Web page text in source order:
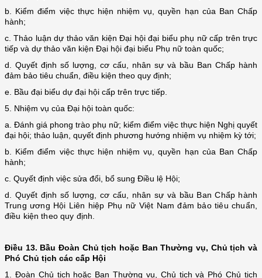
b. Kiểm điểm việc thực hiện nhiệm vụ, quyền hạn của Ban Chấp
hành;
c. Thảo luận dự thảo văn kiện Đại hội đại biểu phụ nữ cấp trên trực
tiếp và dự thảo văn kiện Đại hội đại biểu Phụ nữ toàn quốc;
d. Quyết định số lượng, cơ cấu, nhân sự và bầu Ban Chấp hành
đảm bảo tiêu chuẩn, điều kiện theo quy định;
e. Bầu đại biểu dự đại hội cấp trên trực tiếp.
5. Nhiệm vụ của Đại hội toàn quốc:
a. Đánh giá phong trào phụ nữ; kiểm điểm việc thực hiện Nghị quyết
đại hội; thảo luận, quyết định phương hướng nhiệm vụ nhiệm kỳ tới;
b. Kiểm điểm việc thực hiện nhiệm vụ, quyền hạn của Ban Chấp
hành;
c. Quyết định việc sửa đổi, bổ sung Điều lệ Hội;
d. Quyết định số lượng, cơ cấu, nhân sự và bầu Ban Chấp hành
Trung ương Hội Liên hiệp Phụ nữ Việt Nam đảm bảo tiêu chuẩn,
điều kiện theo quy định.
Điều 13. Bầu Đoàn Chủ tịch hoặc Ban Thường vụ, Chủ tịch và
Phó Chủ tịch các cấp Hội
1. Đoàn Chủ tịch hoặc Ban Thường vụ, Chủ tịch và Phó Chủ tịch